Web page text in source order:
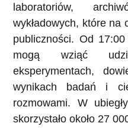
laboratoriów,
wykładowych, które
publiczności. Od
mogą wziąć
eksperymentach,
wynikach badań i
rozmowami. W
skorzystało około 27